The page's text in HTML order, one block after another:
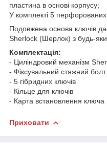
пластина в основі корпусу;
У комплекті 5 перфорованих
Подовжена основа ключів
Sherlock (Шерлок) з будь-
Комплектація:
- Циліндровий механізм
- Фіксувальний стяжний болт
- 5 гібридних ключів
- Кільце для ключів
- Карта встановлення ключа
Приховати